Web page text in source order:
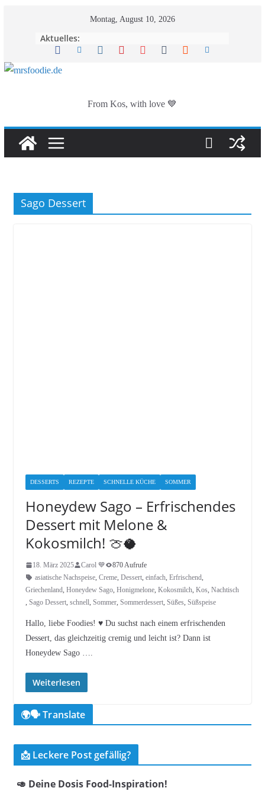
Montag, August 10, 2026
Aktuelles:
From Kos, with love 💙
Sago Dessert
DESSERTS REZEPTE SCHNELLE KÜCHE SOMMER
Honeydew Sago – Erfrischendes
Dessert mit Melone &
Kokosmilch! 🍈🥥
18. März 2025 Carol 💙
870 Aufrufe
asiatische Nachspeise, Creme, Dessert, einfach, Erfrischend,
Griechenland, Honeydew Sago, Honigmelone, Kokosmilch, Kos, Nachtisch
Sago Dessert, schnell Sommer, Sommerdessert, Süßes, Süßspeise
Hallo, liebe Foodies! ♥︎ Du suchst nach einem erfrischenden
Dessert, das gleichzeitig cremig und leicht ist? Dann ist
Honeydew Sago ….
Weiterlesen
🌍🗣️ Translate
📩 Leckere Post gefällig?
🥑 Deine Dosis Food-Inspiration!